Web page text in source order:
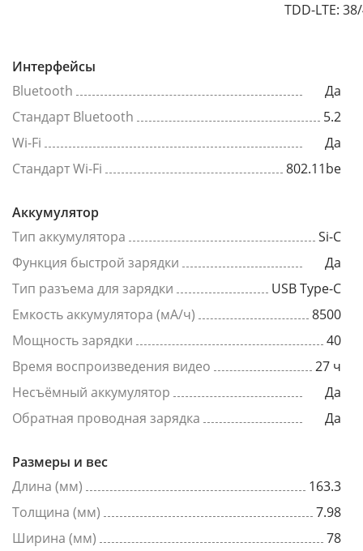
TDD-LTE:
Интерфейсы
Bluetooth
Да
Стандарт Bluetooth
5.2
Wi-Fi
Да
Стандарт Wi-Fi
802.11be
Аккумулятор
Тип аккумулятора
Si-C
Функция быстрой зарядки
Да
Тип разъема для зарядки
USB Type-C
Емкость аккумулятора (мА/ч)
8500
Мощность зарядки
40
Время воспроизведения видео
27 ч
Несъёмный аккумулятор
Да
Обратная проводная зарядка
Да
Размеры и вес
Длина (мм)
163.3
Толщина (мм)
7.98
Ширина (мм)
78